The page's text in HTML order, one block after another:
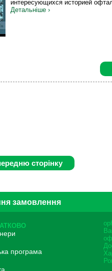
интересующихся историей
Детальніше ›
замовлення
програма